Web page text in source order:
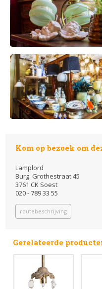
Kom op bezoek om
Lamplord
Burg. Grothestraat 45
3761 CK Soest
020 - 789 33 55
routebeschrijving
Gerelateerde